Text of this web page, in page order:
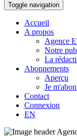
Toggle navigation
Accueil
A propos
Agence
Notre
La
Abonnements
Aperçu
Je
Contact
Connexion
EN